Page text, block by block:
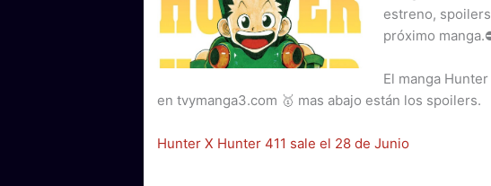
estreno,
próximo
El manga
en tvymanga3.com 🥇 mas abajo están los spoilers.
Hunter X Hunter 411 sale el 28 de Junio